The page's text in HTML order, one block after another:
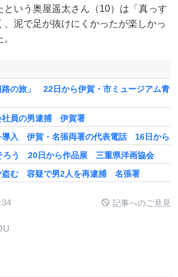
という奥屋遥太さん（10）は「真っす
、泥で足が抜けにくかったが楽しかっ
路の旅」 22日から伊賀・市ミュージアム青
員の男逮捕 伊賀署
導入 伊賀・名張両署の代表電話 16日から
ろう 20日から作品展 三重県洋画協会
盗む 容疑で男2人を再逮捕 名張署
記事へのご意見